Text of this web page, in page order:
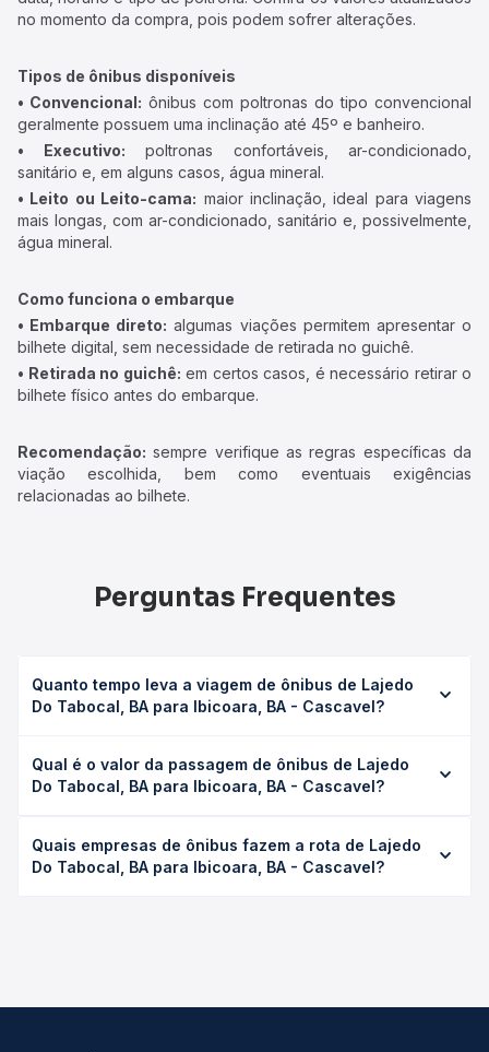
no momento da compra, pois podem sofrer alterações.
Tipos de ônibus disponíveis
• Convencional: ônibus com poltronas do tipo convencional
geralmente possuem uma inclinação até 45º e banheiro.
• Executivo: poltronas confortáveis, ar-condicionado,
sanitário e, em alguns casos, água mineral.
• Leito ou Leito-cama: maior inclinação, ideal para viagens
mais longas, com ar-condicionado, sanitário e, possivelmente,
água mineral.
Como funciona o embarque
• Embarque direto: algumas viações permitem apresentar o
bilhete digital, sem necessidade de retirada no guichê.
• Retirada no guichê: em certos casos, é necessário retirar o
bilhete físico antes do embarque.
Recomendação: sempre verifique as regras específicas da
viação escolhida, bem como eventuais exigências
relacionadas ao bilhete.
Perguntas Frequentes
Quanto tempo leva a viagem de ônibus de Lajedo
Do Tabocal, BA para Ibicoara, BA - Cascavel?
Ibicoara, BA - Cascavel leva em média 4h 45min, podendo
variar conforme a viação, o tipo de serviço (convencional,
duração exata de cada opção na data desejada.
Qual é o valor da passagem de ônibus de Lajedo
Do Tabocal, BA para Ibicoara, BA - Cascavel?
BA para Ibicoara, BA - Cascavel custa em média R$ 86,15 e
varia conforme a data da viagem, a empresa, o tipo de
Quais empresas de ônibus fazem a rota de Lajedo
Do Tabocal, BA para Ibicoara, BA - Cascavel?